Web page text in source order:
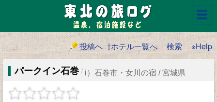
投稿へ ⇧ホテル一覧へ 検索 ※Help
パークイン石巻 / i）石巻市・女川の宿 / 宮城県
☰